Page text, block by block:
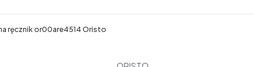
ręcznik or00are4514 Oristo